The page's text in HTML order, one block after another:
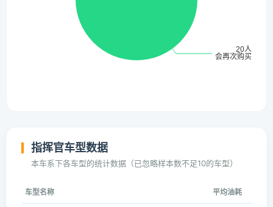
指挥官车型数据
本车系下各车型的统计数据（已忽略样本数不足10的车型）
车型名称 平均油耗